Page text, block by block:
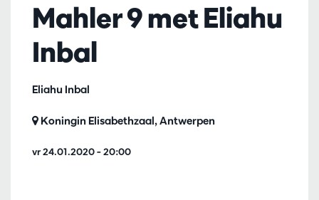
Mahler 9 met Eliahu
Inbal
Eliahu Inbal
vr 24.01.2020– 20:00
Koningin Elisabethzaal, Antwerpen